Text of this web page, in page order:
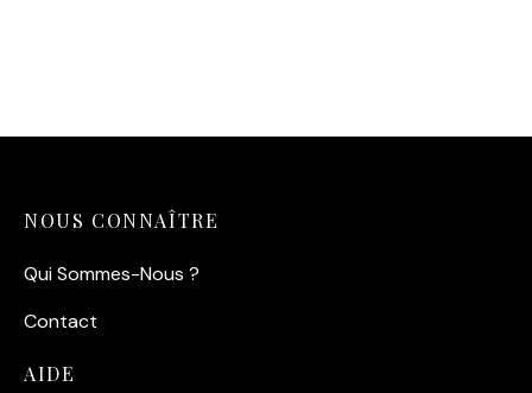
NOUS CONNAÎTRE
Qui Sommes-Nous ?
Contact
AIDE